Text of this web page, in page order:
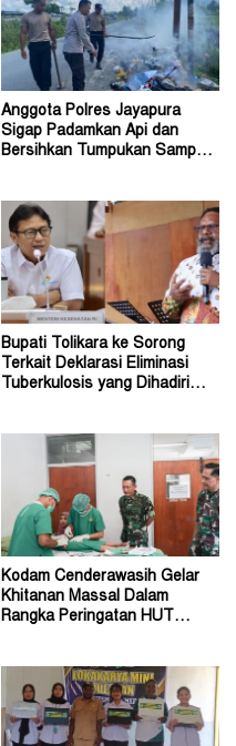
Anggota Polres Jayapura
Sigap Padamkan Api dan
Bersihkan Tumpukan Sampah
Bupati Tolikara ke Sorong
Terkait Deklarasi Eliminasi
Tuberkulosis yang Dihadiri
Kodam Cenderawasih Gelar
Khitanan Massal Dalam
Rangka Peringatan HUT